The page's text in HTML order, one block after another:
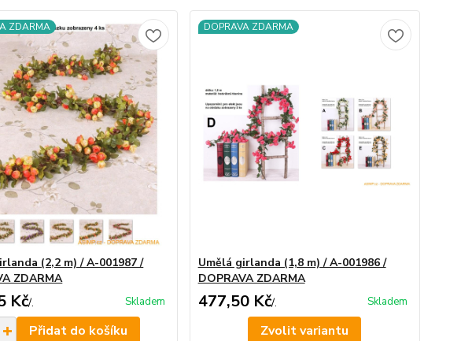
ZDARMA
(2,2 m) / A-001987 /
ZDARMA
Kč/. Skladem
Přidat do košíku
DOPRAVA ZDARMA
Umělá girlanda (1,8 m) / A-001986 /
DOPRAVA ZDARMA
477,50 Kč/. Skladem
Zvolit variantu